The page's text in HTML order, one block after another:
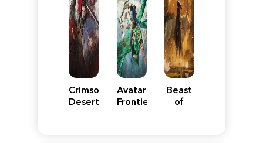
Crimson
Desert
Avatar:
Frontiers
Beast
of